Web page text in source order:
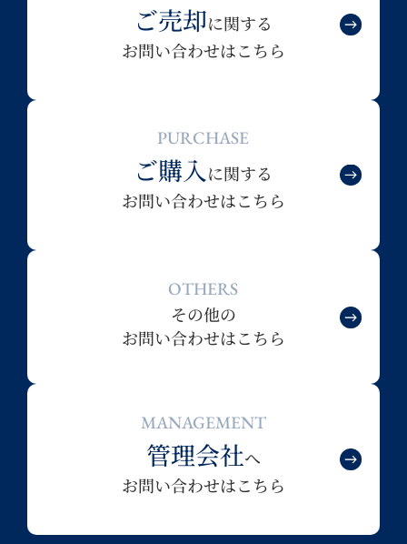
ご売却に関する
お問い合わせはこちら
PURCHASE
ご購入に関する
お問い合わせはこちら
OTHERS
その他の
お問い合わせはこちら
MANAGEMENT
管理会社へ
お問い合わせはこちら